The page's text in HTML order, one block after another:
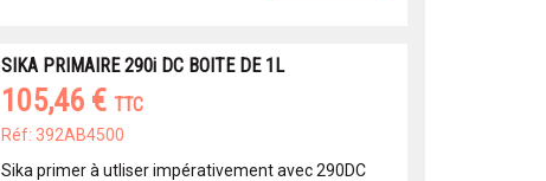
SIKA PRIMAIRE 290i DC BOITE DE 1L
105,46 € TTC
Réf: 392AB4500
Sika primer à utliser impérativement avec 290DC